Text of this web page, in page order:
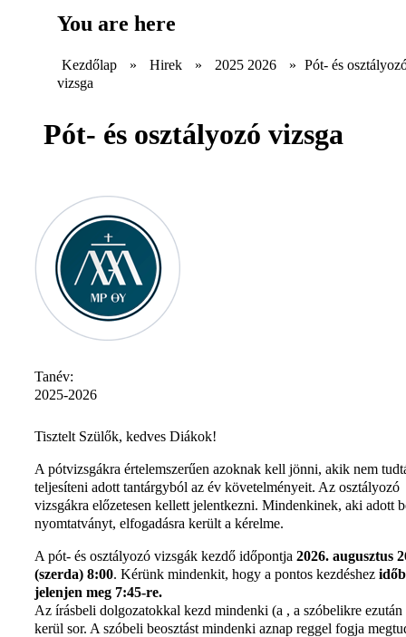
You are here
Kezdőlap » Hirek » 2025 2026 » Pót- és
vizsga
Pót- és osztályozó vizsga
Tanév:
2025-2026
Tisztelt Szülők, kedves Diákok!
A pótvizsgákra értelemszerűen azoknak kell jönni, akik nem
teljesíteni adott tantárgyból az év követelményeit. Az osztályozó
vizsgákra előzetesen kellett jelentkezni. Mindenkinek, aki adott
nyomtatványt, elfogadásra került a kérelme.
A pót- és osztályozó vizsgák kezdő időpontja 2026. augusztus
(szerda) 8:00. Kérünk mindenkit, hogy a pontos kezdéshez
jelenjen meg 7:45-re.
Az írásbeli dolgozatokkal kezd mindenki (a , a szóbelikre ezután
kerül sor. A szóbeli beosztást mindenki aznap reggel fogja